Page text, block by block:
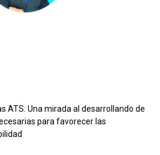
ATS: Una mirada al desarrollando de
para favorecer las